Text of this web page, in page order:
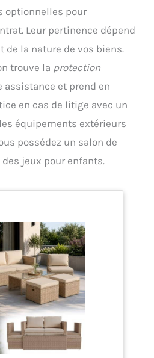
optionnelles pour
Leur pertinence dépend
de la nature de vos biens.
trouve la protection
assistance et prend en
en cas de litige avec un
équipements extérieurs
possédez un salon de
jeux pour enfants.